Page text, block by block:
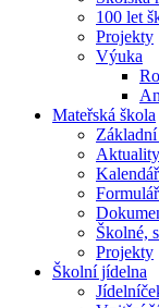
100 let
Projekty
Výuka
Mateřská škola
Aktuality
Školné,
Projekty
Školní jídelna